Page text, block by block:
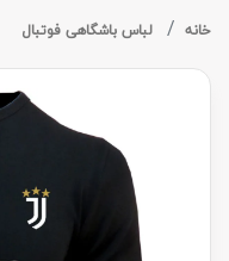
خانه لباس باشگاهی فوتبال